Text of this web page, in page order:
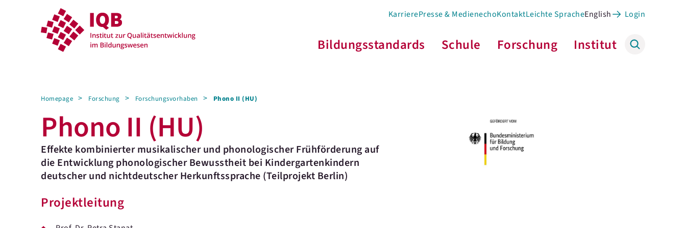
KarrierePresse & MedienechoKontaktLeichte SpracheEnglish Login
Bildungsstandards Schule Forschung Institut
Homepage Forschung Forschungsvorhaben Phono II (HU)
Phono II (HU)
Effekte kombinierter musikalischer und phonologischer Frühförderung auf
die Entwicklung phonologischer Bewusstheit bei Kindergartenkindern
deutscher und nichtdeutscher Herkunftssprache (Teilprojekt Berlin)
Projektleitung